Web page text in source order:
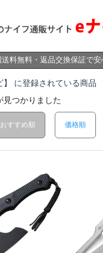
送料無料・返品交換保証で
】 に登録されている商品
見つかりました
おすすめ順 価格順